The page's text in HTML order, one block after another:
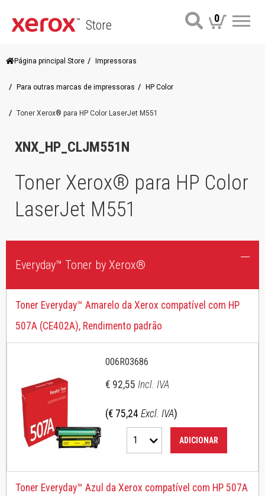
Store 0
Página principal Store Impressoras
Para outras marcas de impressoras HP Color
Toner Xerox® para HP Color LaserJet M551
XNX_HP_CLJM551N
Toner Xerox® para HP Color
LaserJet M551
Everyday™ Toner by Xerox®
Toner Everyday™ Amarelo da Xerox compatível com HP
507A (CE402A), Rendimento padrão
006R03686
€ 92,55 Incl. IVA
(€ 75,24 Excl. IVA)
1 ADICIONAR
Toner Everyday™ Azul da Xerox compatível com HP 507A